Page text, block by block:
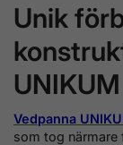
Unik
UNIKUM
Vedpanna
som tog närmare